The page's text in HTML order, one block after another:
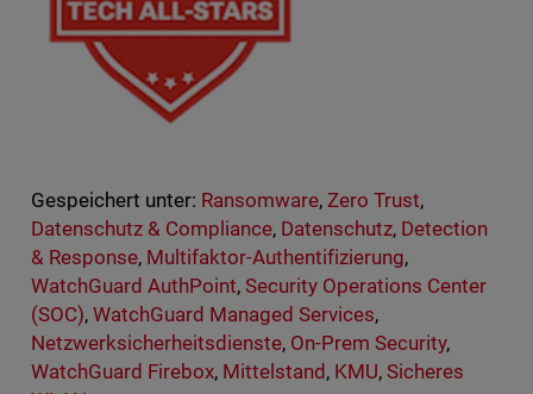
Gespeichert unter: Ransomware,Zero Trust,
Datenschutz & Compliance, Datenschutz, Detection
& Response, Multifaktor-Authentifizierung,
WatchGuard AuthPoint, Security Operations Center
(SOC), WatchGuard Managed Services,
Netzwerksicherheitsdienste, On-Prem Security,
WatchGuard Firebox, Mittelstand , KMU,Sicheres